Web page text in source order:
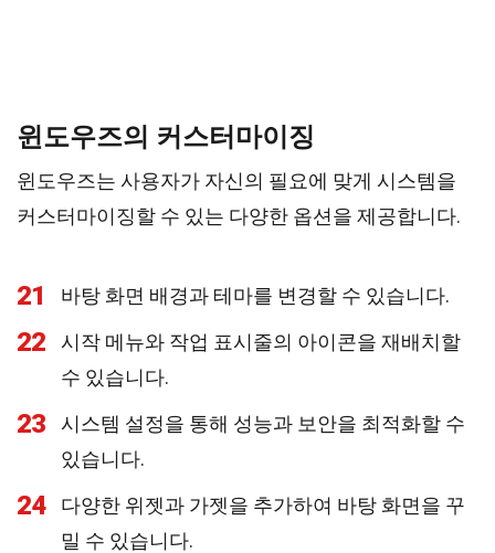
윈도우즈의 커스터마이징
윈도우즈는 사용자가 자신의 필요에 맞게 시스템을
커스터마이징할 수 있는 다양한 옵션을 제공합니다.
21 바탕 화면 배경과 테마를 변경할 수 있습니다.
22
시작 메뉴와 작업 표시줄의 아이콘을 재배치할
수 있습니다.
23
시스템 설정을 통해 성능과 보안을 최적화할 수
있습니다.
24
다양한 위젯과 가젯을 추가하여 바탕 화면을 꾸
밀 수 있습니다.